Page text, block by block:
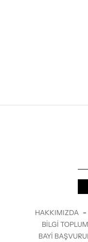
HAKKIMIZDA -
BILGI
BAYI